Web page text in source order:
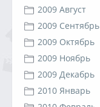
2009 Август
2009 Сентябрь
2009 Октябрь
2009 Ноябрь
2009 Декабрь
2010 Январь